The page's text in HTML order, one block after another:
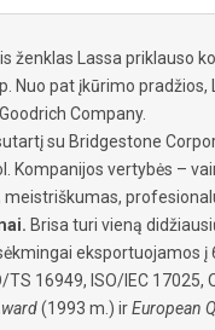
ženklas Lassa priklauso
Nuo pat įkūrimo
Company.
su Bridgestone
Kompanijos vertybės –
Brisa turi vieną
eksportuojamos į
16949, ISO/IEC 17025,
(1993 m.) irEuropean